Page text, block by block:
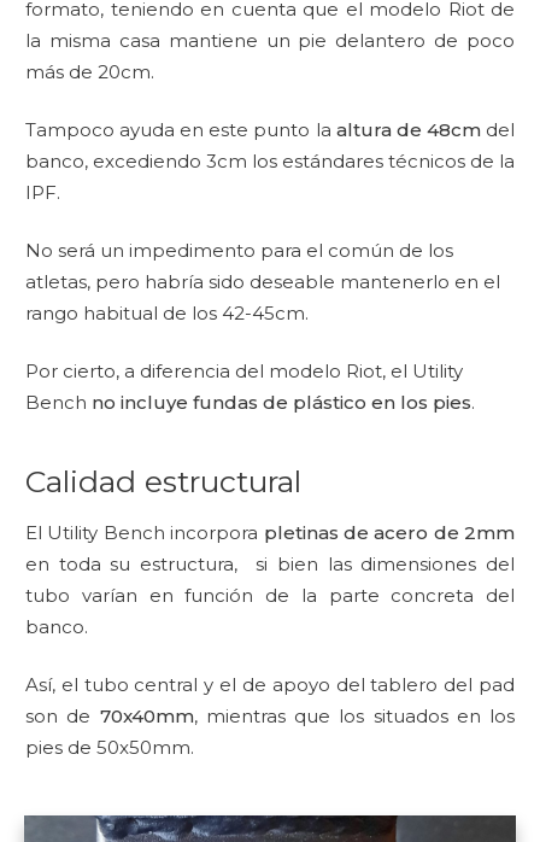
formato, teniendo en cuenta que el modelo Riot de
la misma casa mantiene un pie delantero de poco
más de 20cm.
Tampoco ayuda en este punto la altura de 48cmdel
banco, excediendo 3cm los estándares técnicos de la
IPF.
No será un impedimento para el común de los
atletas, pero habría sido deseable mantenerlo en el
rango habitual de los 42-45cm.
Por cierto, a diferencia del modelo Riot, el Utility
Bench no incluye fundas de plástico en los pies.
Calidad estructural
El Utility Bench incorpora pletinas de acero de 2mm
en toda su estructura, si bien las dimensiones del
tubo varían en función de la parte concreta del
banco.
Así, el tubo central y el de apoyo del tablero del pad
son de 70x40mm, mientras que los situados en los
pies de 50x50mm.